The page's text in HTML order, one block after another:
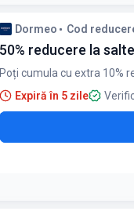
pentru membrii
Dormeo Cod
50% reducere la
Poți cumula cu extra 10%
Expiră în 5 zile